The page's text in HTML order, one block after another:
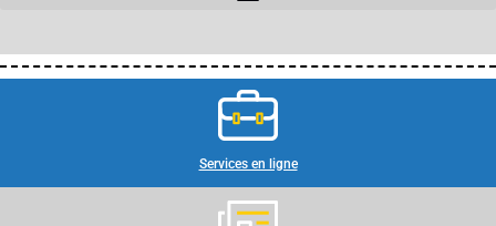
Services en ligne